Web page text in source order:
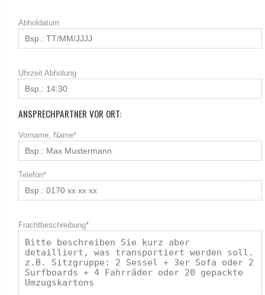
Abholdatum
Uhrzeit Abholung
ANSPRECHPARTNER VOR ORT:
Vorname, Name*
Telefon*
Frachtbeschreibung*